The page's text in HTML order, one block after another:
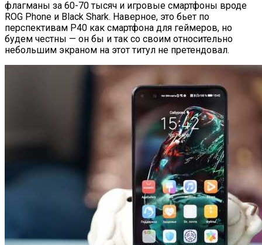
флагманы за 60-70 тысяч и игровые смартфоны вроде
ROG Phone и Black Shark. Наверное, это бьет по
перспективам P40 как смартфона для геймеров, но
будем честны — он бы и так со своим относительно
небольшим экраном на этот титул не претендовал.